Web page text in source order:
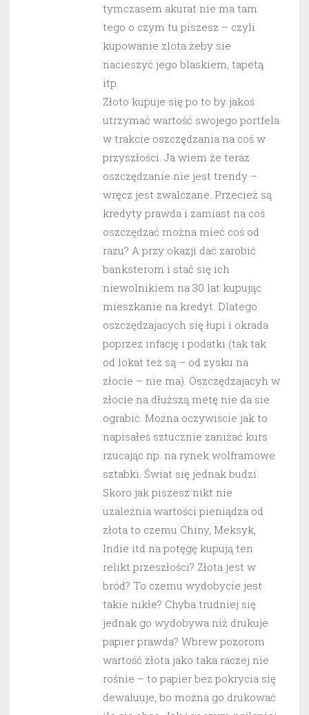
tymczasem akurat nie ma tam
tego o czym tu piszesz – czyli
kupowanie zlota żeby sie
nacieszyć jego blaskiem, tapetą
itp.
Złoto kupuje się po to by jakoś
utrzymać wartość swojego portfela
w trakcie oszczędzania na coś w
przyszłości. Ja wiem że teraz
oszczędzanie nie jest trendy –
wręcz jest zwalczane. Przecież są
kredyty prawda i zamiast na coś
oszczędzać można mieć coś od
razu? A przy okazji dać zarobić
banksterom i stać się ich
niewolnikiem na 30 lat kupując
mieszkanie na kredyt. Dlatego
oszczędzajacych się łupi i okrada
poprzez infację i podatki (tak tak
od lokat też są – od zysku na
złocie – nie ma). Oszczędzajacyh w
złocie na dłuższą metę nie da sie
ograbić. Można oczywiście jak to
napisałeś sztucznie zaniżać kurs
rzucając np. na rynek wolframowe
sztabki. Świat się jednak budzi.
Skoro jak piszesz nikt nie
uzależnia wartości pieniądza od
złota to czemu Chiny, Meksyk,
Indie itd na potęgę kupują ten
relikt przeszłości? Złota jest w
bród? To czemu wydobycie jest
takie nikłe? Chyba trudniej się
jednak go wydobywa niż drukuje
papier prawda? Wbrew pozorom
wartość złota jako taka raczej nie
rośnie – to papier bez pokrycia się
dewaluuje, bo można go drukować